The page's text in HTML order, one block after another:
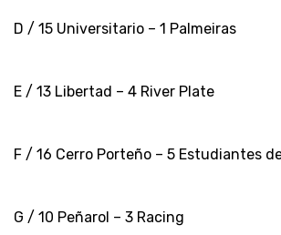
D / 15 Universitario – 1 Palmeiras
E / 13 Libertad – 4 River Plate
F / 16 Cerro Porteño – 5 Estudiantes
G / 10 Peñarol – 3 Racing